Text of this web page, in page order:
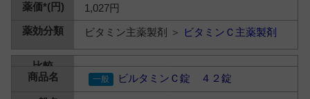
1,027円
ビタミン主薬製剤 ＞ ビタミンＣ主薬製剤
ビルタミンＣ錠 ４２錠